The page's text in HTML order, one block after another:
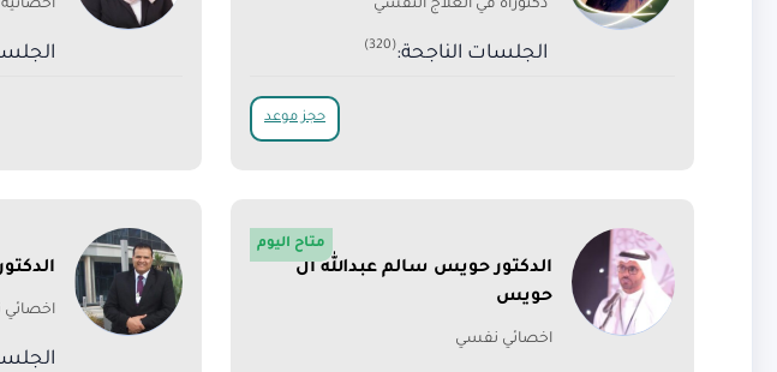
دكتوراة في العلاج النفسي
الجلسات الناجحة:(320)
حجز موعد
الدكتور حويس سالم عبدالله ال
حويس
اخصائي نفسي
متاح اليوم